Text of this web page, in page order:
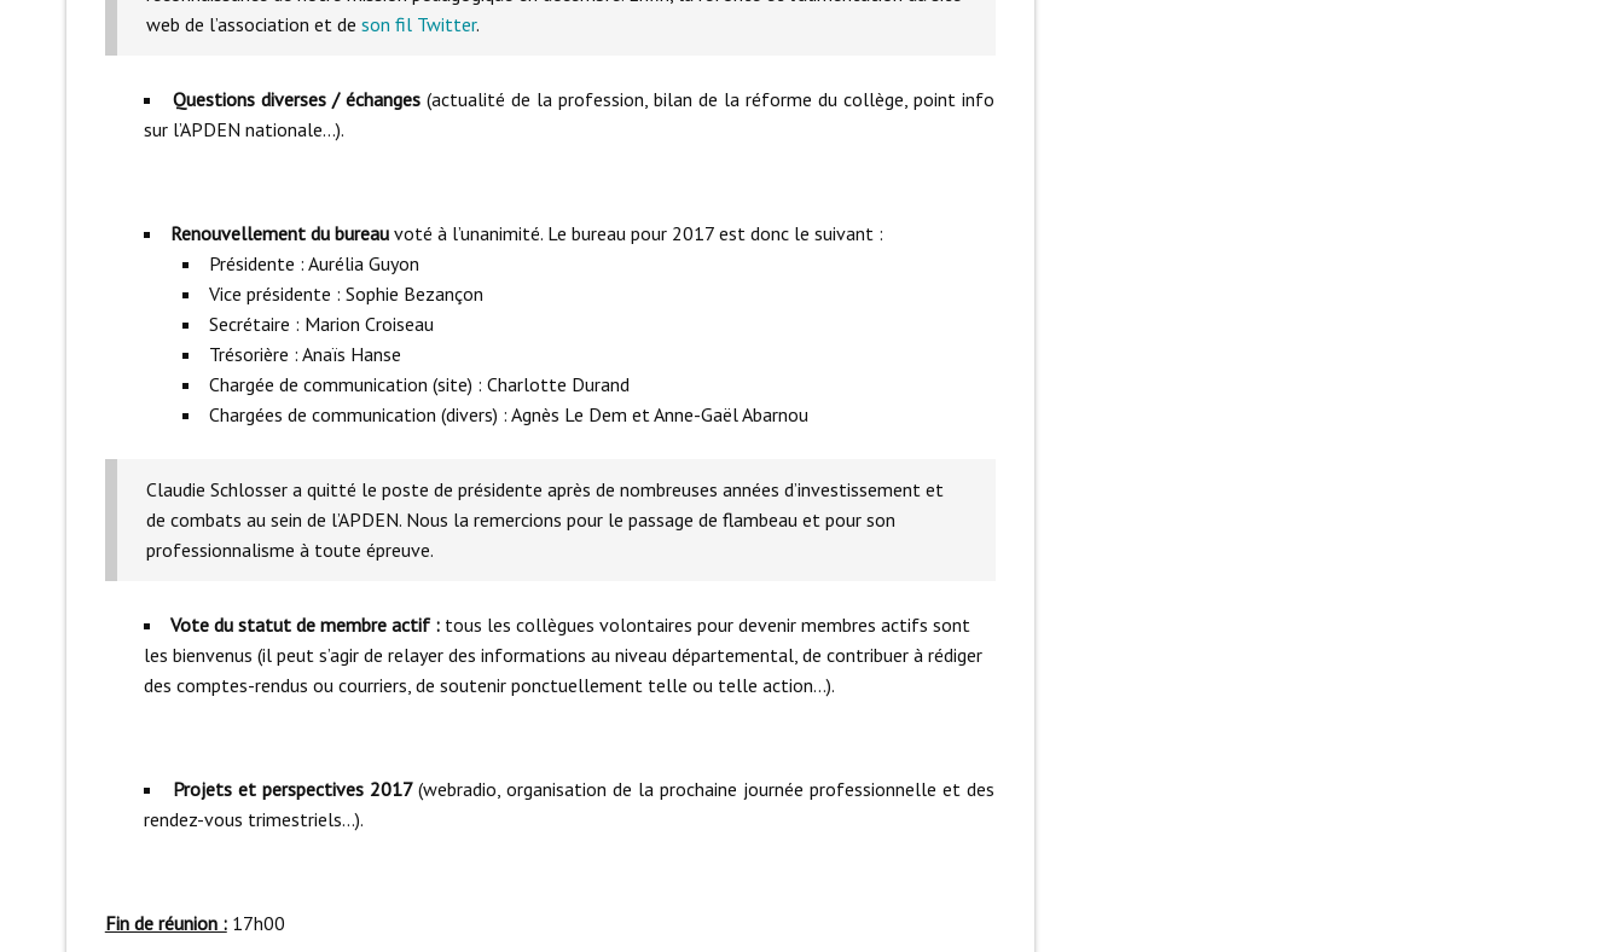
web de l’association et de son fil Twitter.
Questions diverses / échanges(actualité de la profession, bilan de la réforme du collège, point info
sur l’APDEN nationale…).
Renouvellement du bureauvoté à l’unanimité. Le bureau pour 2017 est donc le suivant :
Présidente : Aurélia Guyon
Vice présidente : Sophie Bezançon
Secrétaire : Marion Croiseau
Trésorière : Anaïs Hanse
Chargée de communication (site) : Charlotte Durand
Chargées de communication (divers) : Agnès Le Dem et Anne-Gaël Abarnou
Claudie Schlosser a quitté le poste de présidente après de nombreuses années d’investissement et
de combats au sein de l’APDEN. Nous la remercions pour le passage de flambeau et pour son
professionnalisme à toute épreuve.
Vote du statut de membre actif :tous les collègues volontaires pour devenir membres actifs sont
les bienvenus (il peut s’agir de relayer des informations au niveau départemental, de contribuer à rédiger
des comptes-rendus ou courriers, de soutenir ponctuellement telle ou telle action…).
Projets et perspectives 2017(webradio, organisation de la prochaine journée professionnelle et des
rendez-vous trimestriels…).
Fin de réunion : 17h00